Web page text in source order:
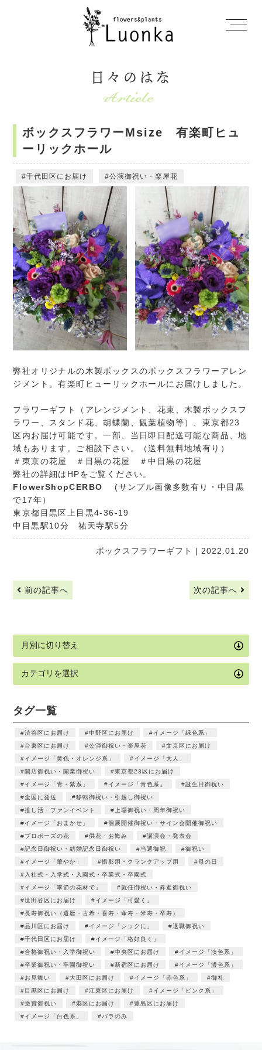
日々のはな
ボックスフラワーMsize 有楽町ヒュ
ーリックホール
千代田区にお届け 公演御祝い・楽屋花
弊社オリジナルの木製ボックスのボックスフラワーアレン
ジメント。有楽町ヒューリックホールにお届けしました。
フラワーギフト（アレンジメント、花束、木製ボックスフ
ラワー、スタンド花、胡蝶蘭、観葉植物等）、東京都23
区内お届け可能です。一部、当日即日配送可能な商品、地
域もあります。ご相談下さい。（送料無料地域有り）
＃東京の花屋 ＃目黒の花屋 ＃中目黒の花屋
弊社の詳細はHPをご覧ください。
FlowerShopCERBO
(サンプル画像多数有り・中目黒
で17年）
東京都目黒区上目黒4-36-19
中目黒駅10分 祐天寺駅5分
ボックスフラワーギフト | 2022.01.20
前の記事へ 次の記事へ
タグ一覧
渋谷区にお届け 中野区にお届け
イメージ「緑色系」
台東区にお届け
公演御祝い・楽屋花
文京区にお届け
イメージ「黄色・オレンジ系」
イメージ「大人」
開店御祝い・開業御祝い
東京都23区にお届け
イメージ「青・紫系」
イメージ「青色系」
誕生日御祝い
全国に発送
移転御祝い・引越し御祝い
推し活・ファンイベント
上場御祝い・周年御祝い
イメージ「おまかせ」
個展開催御祝い・サイン会開催御祝い
プロポーズの花
供花・お悔み
講演会・発表会
記念日御祝い・結婚記念日御祝い
当選御祝
御祝い
イメージ「華やか」
撮影用・クランクアップ用
母の日
入社式・入学式・入園式・卒業式・卒園式
イメージ「季節の花材で」
就任御祝い・昇進御祝い
世田谷区にお届け
イメージ「可愛く」
長寿御祝い（還暦・古希・喜寿・傘寿・米寿・卒寿）
品川区にお届け
イメージ「シックに」
退職御祝い
千代田区にお届け
イメージ「格好良く」
合格御祝い・入学御祝い
中央区にお届け
イメージ「淡色系」
卒業御祝い・卒園御祝い
新宿区にお届け
イメージ「濃色系」
お見舞い
大田区にお届け イメージ「赤色系」
御礼
目黒区にお届け
江東区にお届け
イメージ「ピンク系」
受賞御祝い
港区にお届け
豊島区にお届け
イメージ「白色系」
バラのみ